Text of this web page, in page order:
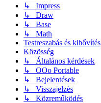
↳ Impress
↳ Draw
↳ Base
↳ Math
Testreszabás és kibővítés
Közösség
↳ Általános kérdések
↳ OOo Portable
↳ Bejelentések
↳ Visszajelzés
↳ Közreműködés